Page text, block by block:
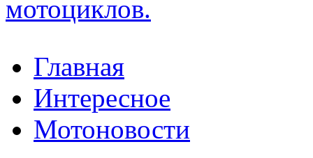
Главная
Интересное
Мотоновости